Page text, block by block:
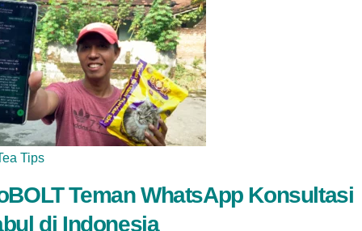
Tips
Teman WhatsApp Konsultasi
di Indonesia